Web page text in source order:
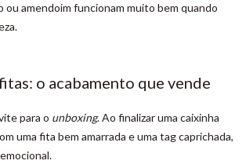
ou amendoim funcionam muito bem quando
o acabamento que vende
para o unboxing. Ao finalizar uma caixinha
uma fita bem amarrada e uma tag caprichada,